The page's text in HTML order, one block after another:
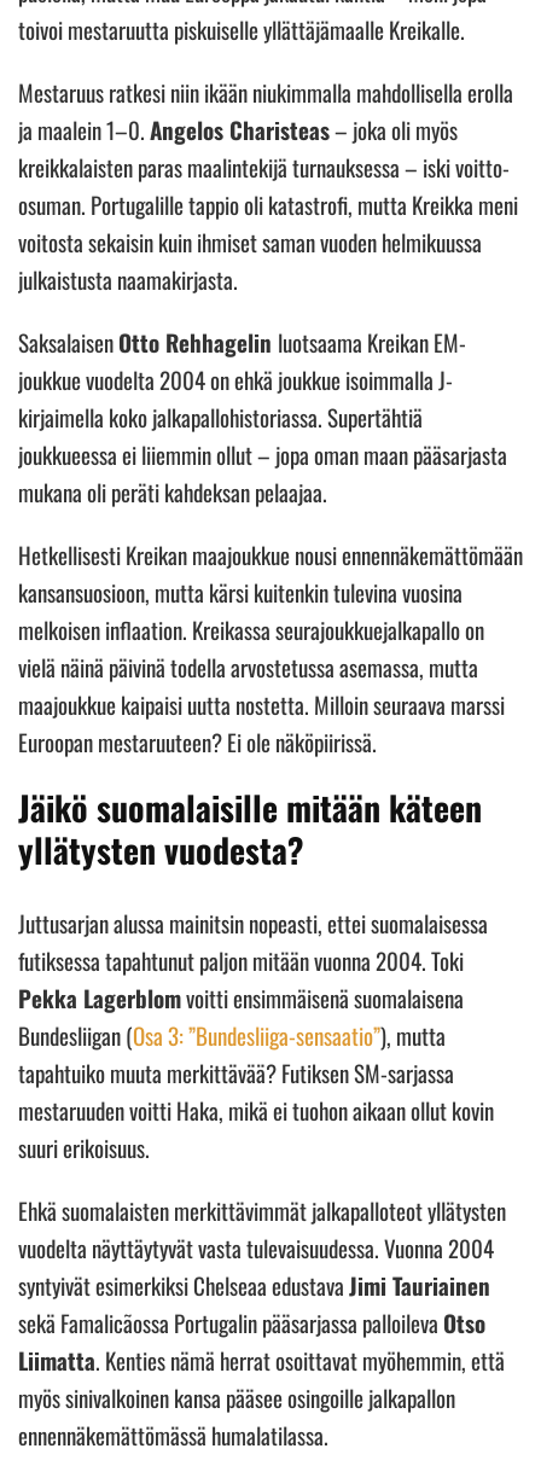
toivoi mestaruutta piskuiselle yllättäjämaalle Kreikalle.
Mestaruus ratkesi niin ikään niukimmalla mahdollisella erolla
ja maalein 1–0.Angelos Charisteas– joka oli myös
kreikkalaisten paras maalintekijä turnauksessa – iski voitto-
osuman. Portugalille tappio oli katastrofi, mutta Kreikka meni
voitosta sekaisin kuin ihmiset saman vuoden helmikuussa
julkaistusta naamakirjasta.
SaksalaisenOtto Rehhagelin luotsaama Kreikan EM-
joukkue vuodelta 2004 on ehkä joukkue isoimmalla J-
kirjaimella koko jalkapallohistoriassa. Supertähtiä
joukkueessa ei liiemmin ollut – jopa oman maan pääsarjasta
mukana oli peräti kahdeksan pelaajaa.
Hetkellisesti Kreikan maajoukkue nousi ennennäkemättömään
kansansuosioon, mutta kärsi kuitenkin tulevina vuosina
melkoisen inflaation. Kreikassa seurajoukkuejalkapallo on
vielä näinä päivinä todella arvostetussa asemassa, mutta
maajoukkue kaipaisi uutta nostetta. Milloin seuraava marssi
Euroopan mestaruuteen? Ei ole näköpiirissä.
Jäikö suomalaisille mitään käteen
yllätysten vuodesta?
Juttusarjan alussa mainitsin nopeasti, ettei suomalaisessa
futiksessa tapahtunut paljon mitään vuonna 2004. Toki
Pekka Lagerblomvoitti ensimmäisenä suomalaisena
Bundesliigan (Osa 3: ”Bundesliiga-sensaatio”), mutta
tapahtuiko muuta merkittävää? Futiksen SM-sarjassa
mestaruuden voitti Haka, mikä ei tuohon aikaan ollut kovin
suuri erikoisuus.
Ehkä suomalaisten merkittävimmät jalkapalloteot yllätysten
vuodelta näyttäytyvät vasta tulevaisuudessa. Vuonna 2004
syntyivät esimerkiksi Chelseaa edustavaJimi Tauriainen
sekä Famalicãossa Portugalin pääsarjassa palloileva Otso
Liimatta. Kenties nämä herrat osoittavat myöhemmin, että
myös sinivalkoinen kansa pääsee osingoille jalkapallon
ennennäkemättömässä humalatilassa.